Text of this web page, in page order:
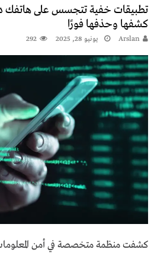
تطبيقات خفية تتجسس على هاتفك
كشفها وحذفها فورًا
Arslan يونيو 28, 2025 292
كشفت منظمة متخصصة في أمن